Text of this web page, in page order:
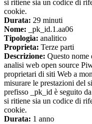
si ritiene sia un codice di
cookie.
Durata: 29 minuti
Nome: _pk_id.1.aa06
Tipologia: analitico
Proprieta: Terze parti
Descrizione: Questo nome
analisi web open source
proprietari di siti Web a
misurare le prestazioni del
prefisso _pk_id è seguito
si ritiene sia un codice di
cookie.
Durata: 1 anno